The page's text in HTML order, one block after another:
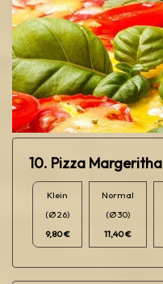
10. Pizza Margeritha
Klein
(Ø 26)
9,80 €
Normal
(Ø 30)
11,40 €